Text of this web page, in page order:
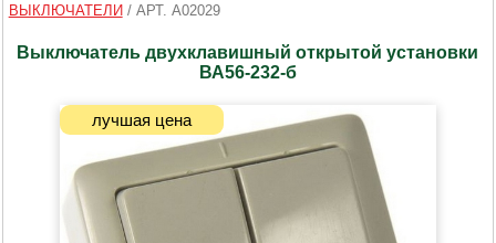
ВЫКЛЮЧАТЕЛИ / АРТ. A02029
Выключатель двухклавишный открытой установки
ВА56-232-б